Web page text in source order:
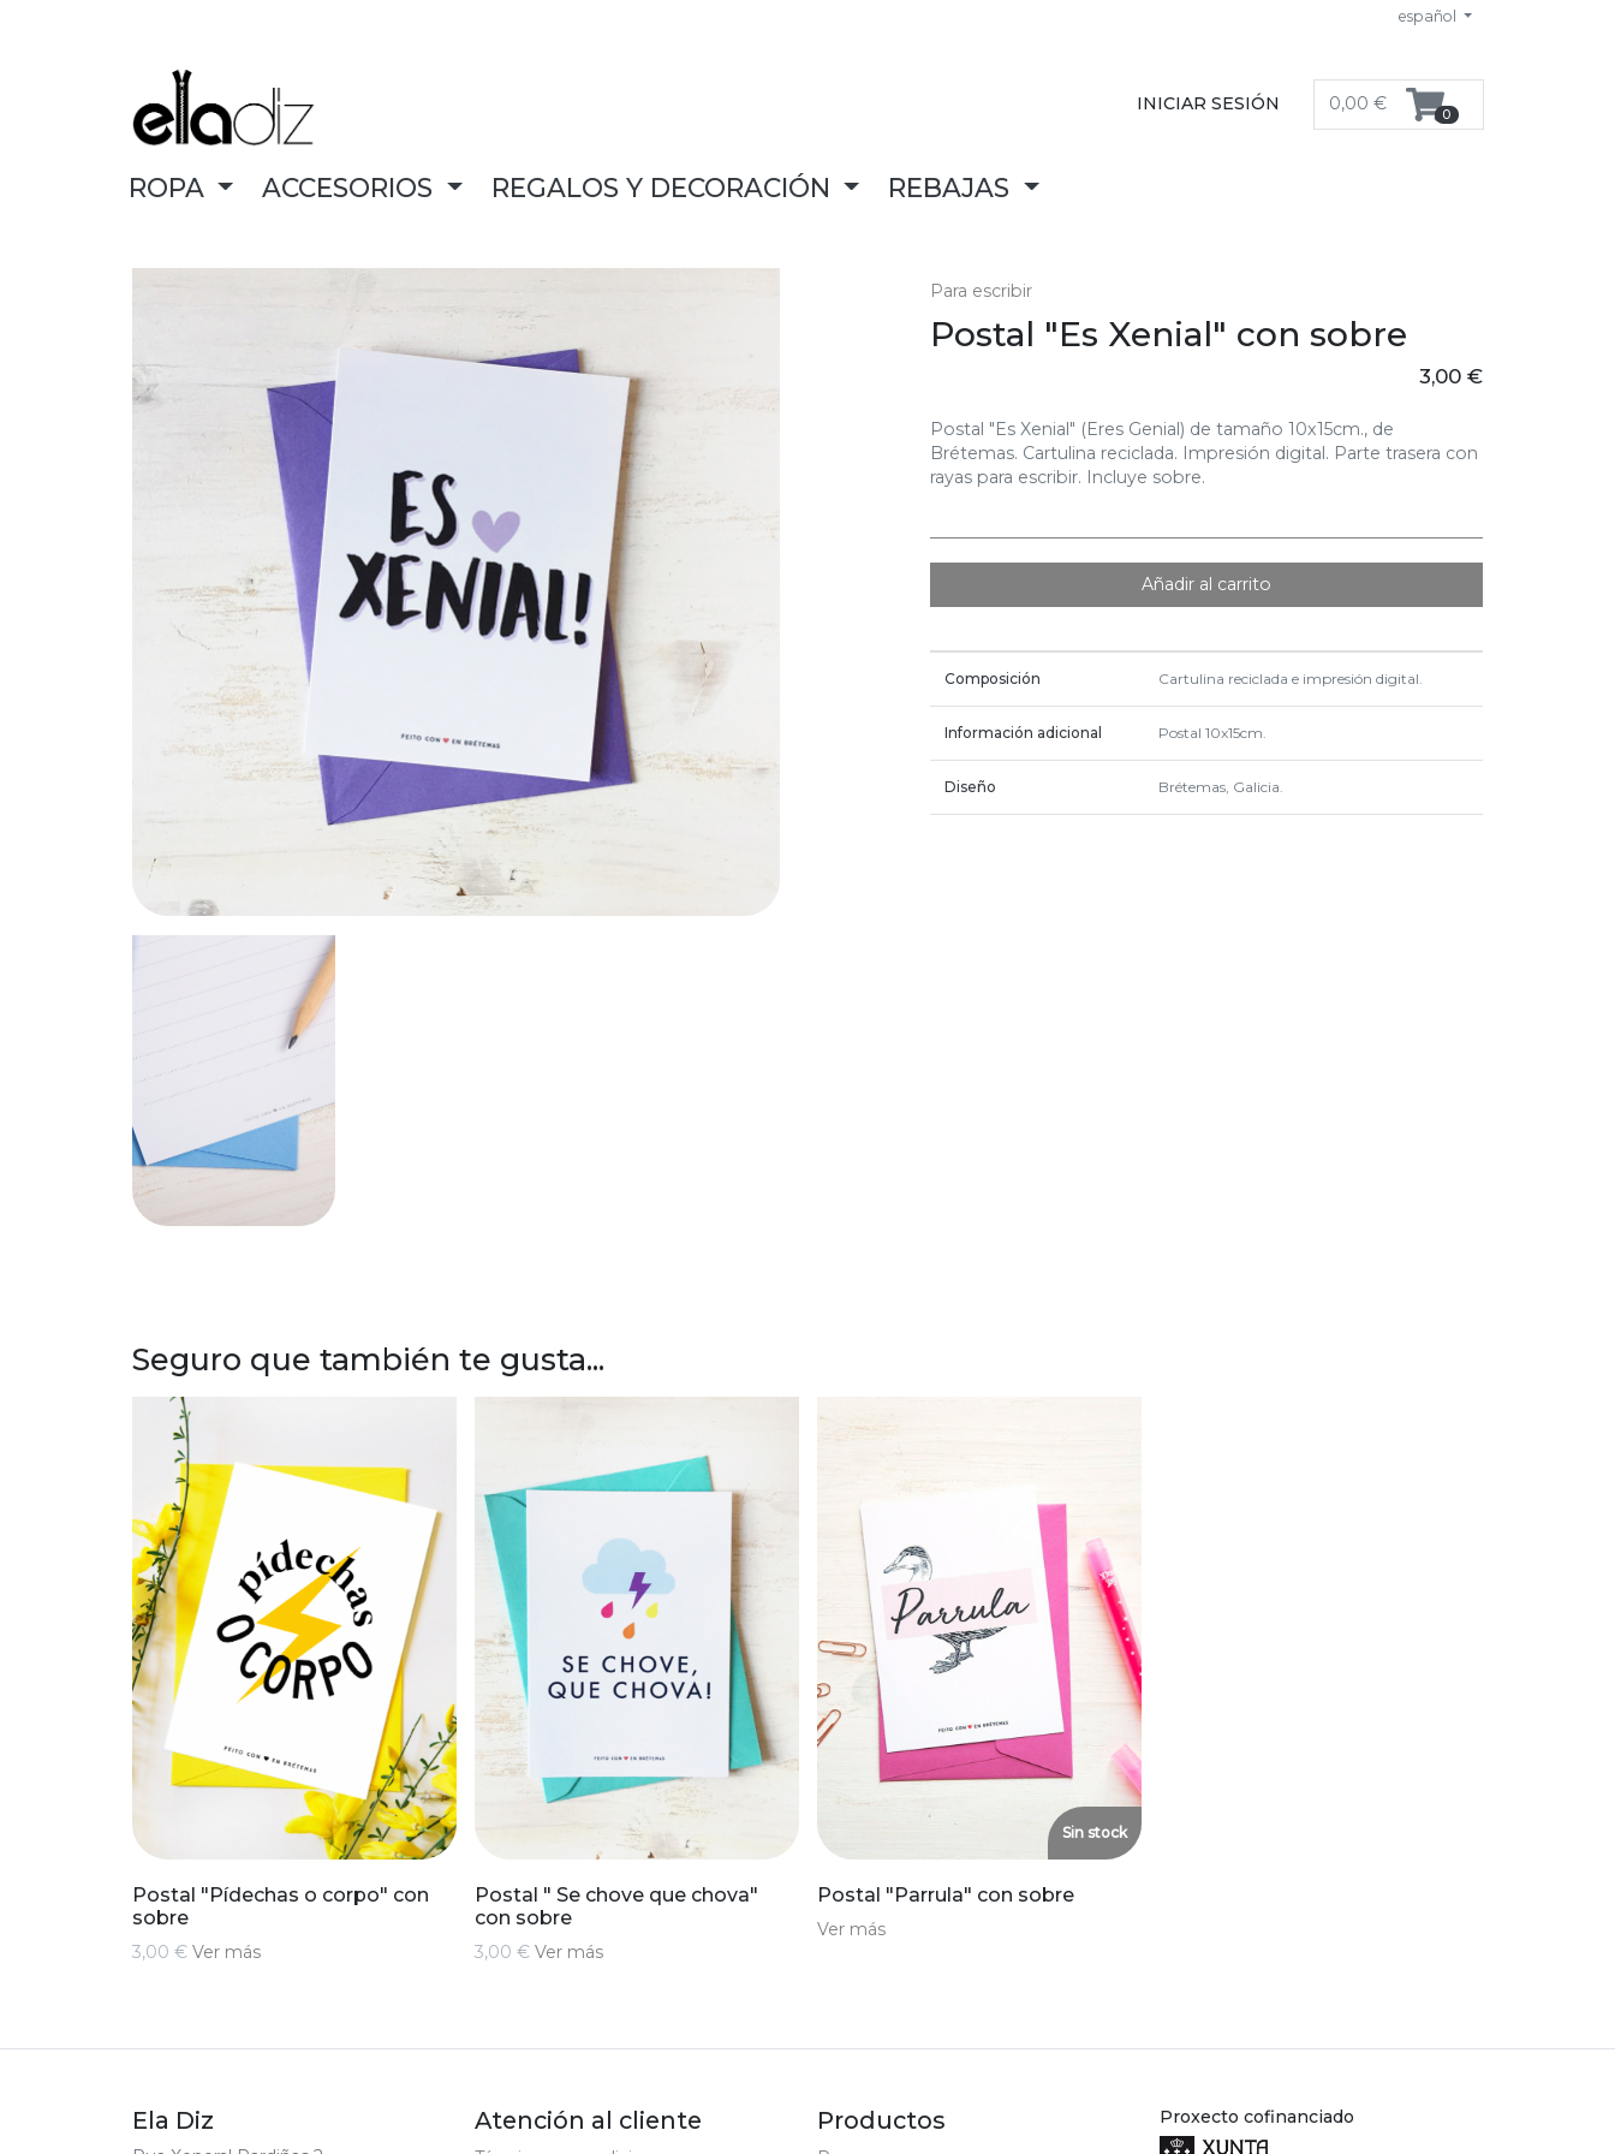
español
INICIAR SESIÓN 0,00 € 0
ROPA ACCESORIOS REGALOS Y DECORACIÓN REBAJAS
Para escribir
Postal "Es Xenial" con sobre
3,00 €
Postal "Es Xenial" (Eres Genial) de tamaño 10x15cm., de
Brétemas. Cartulina reciclada. Impresión digital. Parte trasera con
rayas para escribir. Incluye sobre.
Añadir al carrito
Composición Cartulina reciclada e impresión digital.
Información adicional Postal 10x15cm.
Diseño Brétemas, Galicia.
Seguro que también te gusta...
Postal "Pídechas o corpo" con
sobre
3,00 € Ver más
Postal " Se chove que chova"
con sobre
3,00 € Ver más
Sin stock
Postal "Parrula" con sobre
Ver más
Ela Diz Atención al cliente Productos Proxecto cofinanciado